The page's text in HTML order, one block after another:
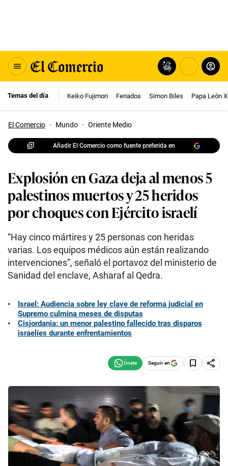
Temas del día Keiko Fujimori Feriados Simon Biles Papa León
El Comercio · Mundo · Oriente Medio
Añadir El Comercio como fuente preferida en
Explosión en Gaza deja al menos 5
palestinos muertos y 25 heridos
por choques con Ejército israelí
“Hay cinco mártires y 25 personas con heridas
varias. Los equipos médicos aún están realizando
intervenciones”, señaló el portavoz del ministerio de
Sanidad del enclave, Asharaf al Qedra.
Israel: Audiencia sobre ley clave de reforma judicial en
Supremo culmina meses de disputas
Cisjordania: un menor palestino fallecido tras disparos
israelíes durante enfrentamientos
Seguir en